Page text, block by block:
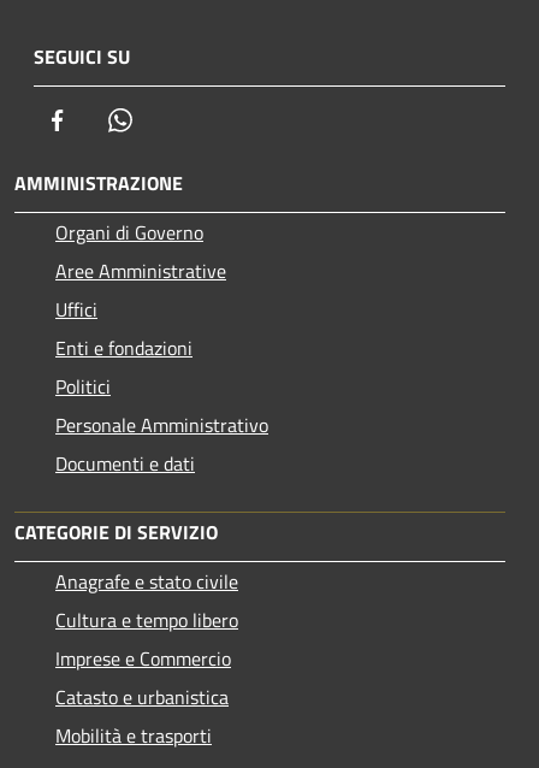
SEGUICI SU
Facebook
AMMINISTRAZIONE
Organi di Governo
Aree Amministrative
Uffici
Enti e fondazioni
Politici
Personale Amministrativo
Documenti e dati
CATEGORIE DI SERVIZIO
Anagrafe e stato civile
Cultura e tempo libero
Imprese e Commercio
Catasto e urbanistica
Mobilità e trasporti